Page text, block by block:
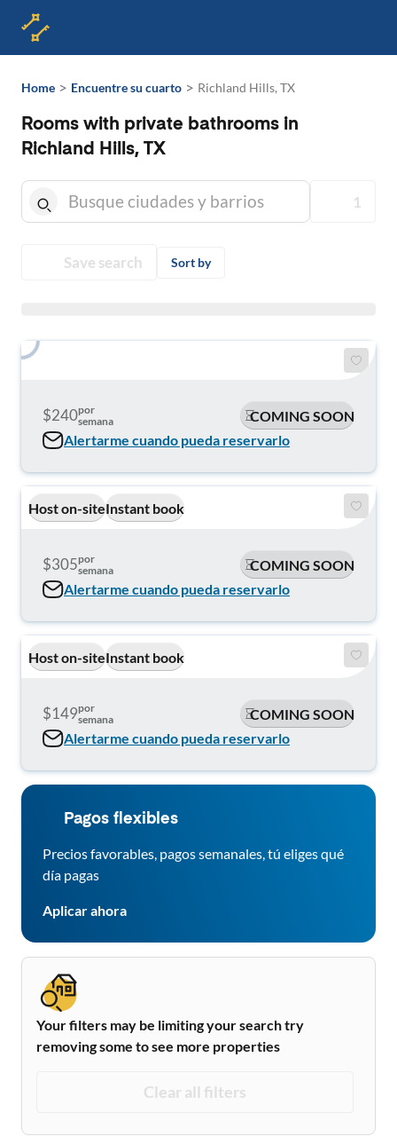
Home > Encuentre su cuarto > Richland Hills, TX
Rooms with private bathrooms in
Richland Hills, TX
1
Save search Sort by
$240por
semana
COMING SOON
Alertarme cuando pueda reservarlo
Host on-siteInstant book
$305por
semana
COMING SOON
Alertarme cuando pueda reservarlo
Host on-siteInstant book
$149por
semana
COMING SOON
Alertarme cuando pueda reservarlo
Pagos flexibles
Precios favorables, pagos semanales, tú eliges qué
día pagas
Aplicar ahora
Your filters may be limiting your search try
removing some to see more properties
Clear all filters